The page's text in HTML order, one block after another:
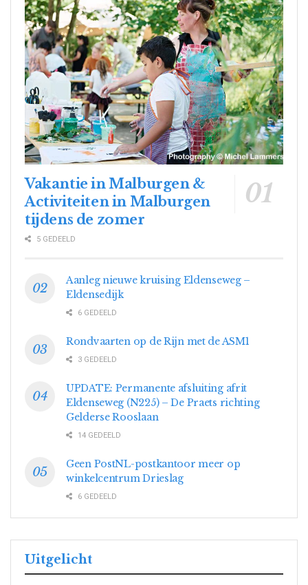
Vakantie in Malburgen &
Activiteiten in Malburgen
tijdens de zomer
5 GEDEELD
Aanleg nieuwe kruising Eldenseweg –
Eldensedijk
6 GEDEELD
Rondvaarten op de Rijn met de ASM1
3 GEDEELD
UPDATE: Permanente afsluiting afrit
Eldenseweg (N225) – De Praets richting
Gelderse Rooslaan
14 GEDEELD
Geen PostNL-postkantoor meer op
winkelcentrum Drieslag
6 GEDEELD
Uitgelicht